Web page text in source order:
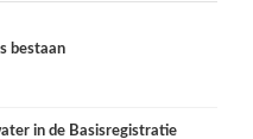
bestaan
in de Basisregistratie